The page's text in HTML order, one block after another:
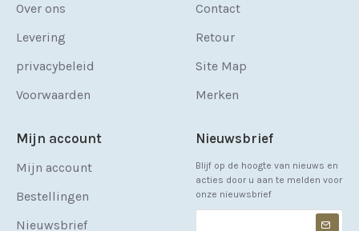
Over ons
Levering
privacybeleid
Voorwaarden
Contact
Retour
Site Map
Merken
Mijn account
Mijn account
Bestellingen
Nieuwsbrief
Nieuwsbrief
Blijf op de hoogte van nieuws en
acties door u aan te melden voor
onze nieuwsbrief